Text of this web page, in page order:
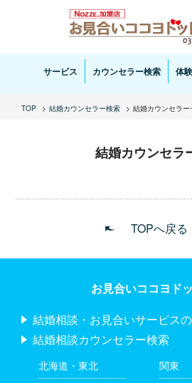
お見合い・結婚相談ならお見合いココヨドットコムへ。
します。
サービス カウンセラー検索 体
TOP 結婚カウンセラー検索 結婚カウンセラー
結婚カウンセラ
TOPへ戻る
お見合いココヨド
結婚相談・お見合いサービス
結婚相談カウンセラー検索
北海道・東北 関東